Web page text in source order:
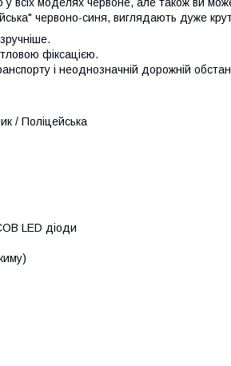
червоно-синя, виглядають дуже
фіксацією.
і неоднозначній дорожній
/ Поліцейська
LED діоди